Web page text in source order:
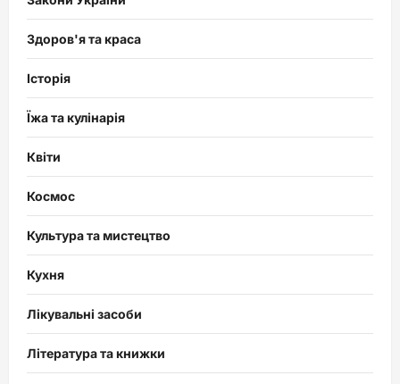
Здоров'я та краса
Історія
Їжа та кулінарія
Квіти
Космос
Культура та мистецтво
Кухня
Лікувальні засоби
Література та книжки